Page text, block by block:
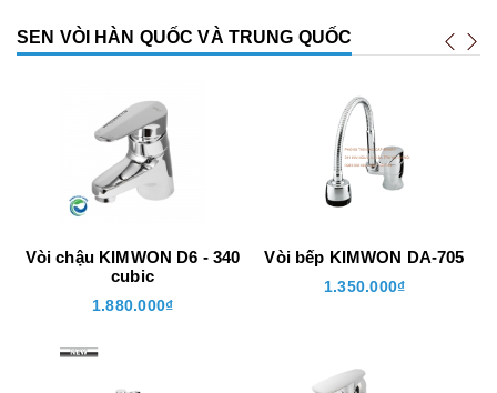
SEN VÒI HÀN QUỐC VÀ TRUNG QUỐC
Vòi chậu KIMWON D6 - 340
cubic
1.880.000₫
Vòi bếp KIMWON DA-705
1.350.000₫